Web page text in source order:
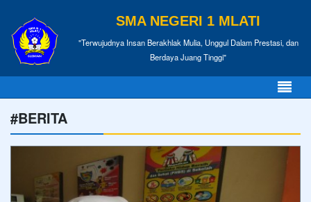
SMA NEGERI 1 MLATI
"Terwujudnya Insan Berakhlak Mulia, Unggul Dalam Prestasi, dan
Berdaya Juang Tinggi"
#BERITA